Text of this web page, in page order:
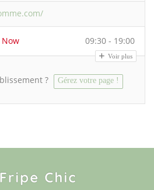
Now 09:30 - 19:00
Voir plus
? Gérez votre page !